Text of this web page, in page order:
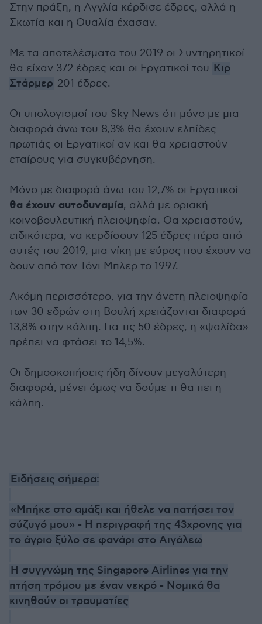
Στην πράξη, η Αγγλία κέρδισε έδρες, αλλά η
Σκωτία και η Ουαλία έχασαν.
Με τα αποτελέσματα του 2019 οι Συντηρητικοί
θα είχαν 372 έδρες και οι Εργατικοί του Κιρ
Στάρμερ 201 έδρες.
Οι υπολογισμοί του Sky News ότι μόνο με μια
διαφορά άνω του 8,3% θα έχουν ελπίδες
πρωτιάς οι Εργατικοί αν και θα χρειαστούν
εταίρους για συγκυβέρνηση.
Μόνο με διαφορά άνω του 12,7% οι Εργατικοί
θα έχουν αυτοδυναμία, αλλά με οριακή
κοινοβουλευτική πλειοψηφία. Θα χρειαστούν,
ειδικότερα, να κερδίσουν 125 έδρες πέρα από
αυτές του 2019, μια νίκη με εύρος που έχουν να
δουν από τον Τόνι Μπλερ το 1997.
Ακόμη περισσότερο, για την άνετη πλειοψηφία
των 30 εδρών στη Βουλή χρειάζονται διαφορά
13,8% στην κάλπη. Για τις 50 έδρες, η «ψαλίδα»
πρέπει να φτάσει το 14,5%.
Οι δημοσκοπήσεις ήδη δίνουν μεγαλύτερη
διαφορά, μένει όμως να δούμε τι θα πει η
κάλπη.
Ειδήσεις σήμερα:
«Μπήκε στο αμάξι και ήθελε να πατήσει τον
σύζυγό μου» - Η περιγραφή της 43χρονης για
το άγριο ξύλο σε φανάρι στο Αιγάλεω
Η συγγνώμη της Singapore Airlines για την
πτήση τρόμου με έναν νεκρό - Νομικά θα
κινηθούν οι τραυματίες